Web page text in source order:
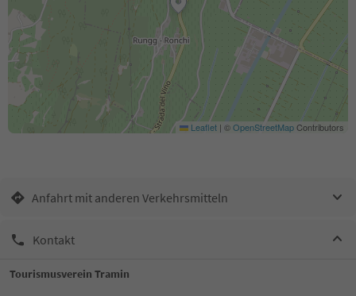
Leaflet | ©OpenStreetMapContributors
Anfahrt mit anderen Verkehrsmitteln
Kontakt
Tourismusverein Tramin